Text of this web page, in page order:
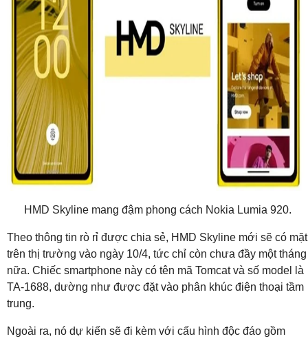
HMD Skyline mang đậm phong cách Nokia Lumia 920.
Theo thông tin rò rỉ được chia sẻ, HMD Skyline mới sẽ có mặt
trên thị trường vào ngày 10/4, tức chỉ còn chưa đầy một tháng
nữa. Chiếc smartphone này có tên mã Tomcat và số model là
TA-1688, dường như được đặt vào phân khúc điện thoại tầm
trung.
Ngoài ra, nó dự kiến ​​​​sẽ đi kèm với cấu hình độc đáo gồm